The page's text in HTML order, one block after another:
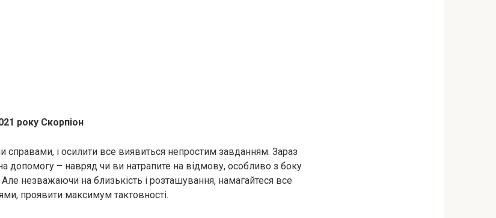
року Скорпіон
справами, і осилити все виявиться непростим завданням. Зараз
допомогу – навряд чи ви натрапите на відмову, особливо з боку
Але незважаючи на близькість і розташування, намагайтеся все
проявити максимум тактовності.